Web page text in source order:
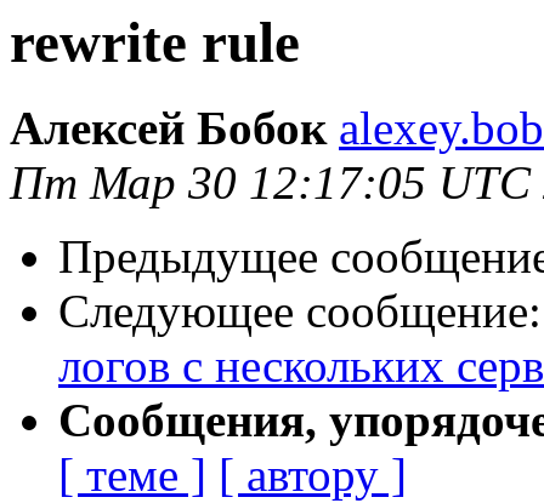
rewrite rule
Алексей Бобок
Пт Мар 30 12:17:05 UTC
Предыдущее
Следующее
логов с нескольких
Сообщения,
[ теме ] [ автору ]